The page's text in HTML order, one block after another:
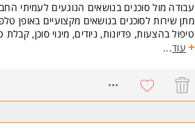
עבודה מול סוכנים בנושאים הנוגעים לעמיתי
מתן שירות לסוכנים בנושאים מקצועיים באופן
טיפול בהצעות, פדיונות, ניודים, מינוי סוכן,
סריקות, הקמת בקשות ועוד.
ניסיון מתפקידי שירות ובעבודה מול לקוחות- חובה
תודעת שירות גבוהה ונכונות למתן שירות
-משרה מלאה
עוד...